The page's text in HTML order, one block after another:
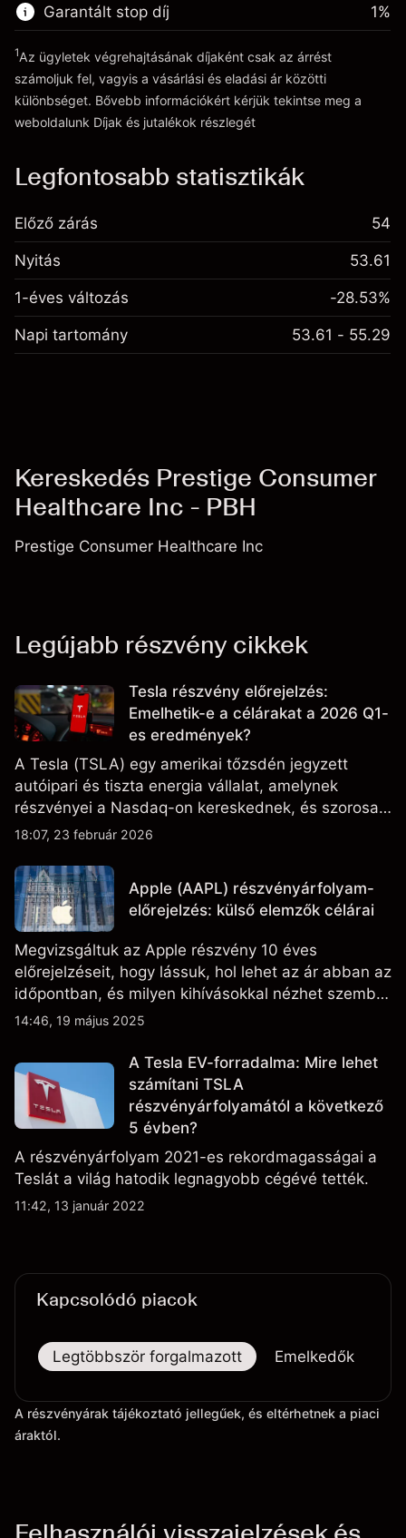
Garantált stop díj
Díjak és jutalékokrészlegét
1%
1Az ügyletek végrehajtásának díjaként csak az árrést
számoljuk fel, vagyis a vásárlási és eladási ár közötti
különbséget. Bővebb információkért kérjük tekintse meg a
weboldalunk Díjak és jutalékok részlegét
Legfontosabb statisztikák
Előző zárás 54
Nyitás 53.61
1-éves változás -28.53%
Napi tartomány 53.61 - 55.29
Kereskedés Prestige Consumer
Healthcare Inc - PBH
Prestige Consumer Healthcare Inc
Legújabb részvény cikkek
Tesla részvény előrejelzés:
Emelhetik-e a célárakat a 2026 Q1-
es eredmények?
A Tesla (TSLA) egy amerikai tőzsdén jegyzett
autóipari és tiszta energia vállalat, amelynek
részvényei a Nasdaq-on kereskednek, és szorosan
figyelik az eredményteljesítményt, a szállítási
fejleményeket.
18:07, 23 február 2026
Apple (AAPL) részvényárfolyam-
előrejelzés: külső elemzők célárai
Megvizsgáltuk az Apple részvény 10 éves
előrejelzéseit, hogy lássuk, hol lehet az ár abban az
időpontban, és milyen kihívásokkal nézhet szembe
a vállalat.
14:46, 19 május 2025
A Tesla EV-forradalma: Mire lehet
számítani TSLA
részvényárfolyamától a következő
5 évben?
A részvényárfolyam 2021-es rekordmagasságai a
Teslát a világ hatodik legnagyobb cégévé tették.
11:42, 13 január 2022
Kapcsolódó piacok
Legtöbbször forgalmazott Emelkedők
A részvényárak tájékoztató jellegűek, és eltérhetnek a piaci
áraktól.